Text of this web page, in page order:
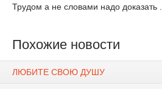
Трудом а не словами надо доказать .
Похожие новости
ЛЮБИТЕ СВОЮ ДУШУ